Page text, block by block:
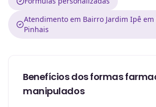
Atendimento em Bairro Jardim Ipê em
Pinhais
Benefícios dos formas
manipulados